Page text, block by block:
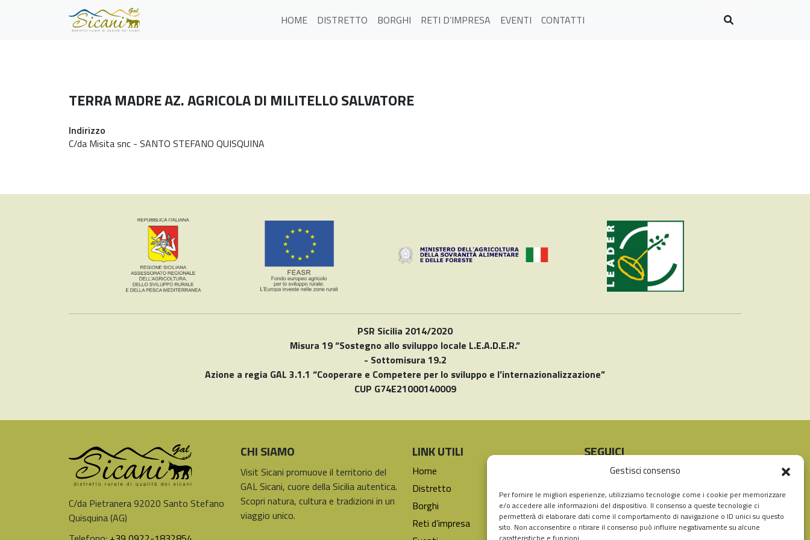
Gestisci consenso
Per fornire le migliori esperienze, utilizziamo tecnologie come i cookie per memorizzare
e/o accedere alle informazioni del dispositivo. Il consenso a queste tecnologie ci
permetterà di elaborare dati come il comportamento di navigazione o ID unici su questo
sito. Non acconsentire o ritirare il consenso può influire negativamente su alcune
HOME DISTRETTO BORGHI RETI D’IMPRESA EVENTI CONTATTI
TERRA MADRE AZ. AGRICOLA DI MILITELLO SALVATORE
Indirizzo
C/da Misita snc - SANTO STEFANO QUISQUINA
PSR Sicilia 2014/2020
Misura 19 “Sostegno allo sviluppo locale L.E.A.D.E.R.”
- Sottomisura 19.2
Azione a regia GAL 3.1.1 “Cooperare e Competere per lo sviluppo e l’internazionalizzazione”
CUP G74E21000140009
C/da Pietranera 92020 Santo Stefano
Quisquina (AG)
CHI SIAMO
Visit Sicani promuove il territorio del
GAL Sicani, cuore della Sicilia autentica.
Scopri natura, cultura e tradizioni in un
viaggio unico.
LINK UTILI
Home
Distretto
Borghi
Reti d’impresa
SEGUICI
Instagram
Facebook